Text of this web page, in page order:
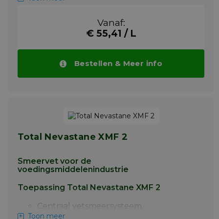
farmaceutische industrie, met name voor
smeerpunten die incidenteel en technisch
met het voedselproduct. Dit
levensmiddelensmeermiddel is bedoeld voor
de universele smering van rol- en glijlagers,
hefcilinders, koppelingen, geleidingsstangen
Vanaf:
€ 55,41 / L
Bestellen & Meer info
Total Nevastane XMF 2
Smeervet voor de
voedingsmiddelenindustrie
Toepassing Total Nevastane XMF 2
Centraal vetsmeersysteem.
Toon meer